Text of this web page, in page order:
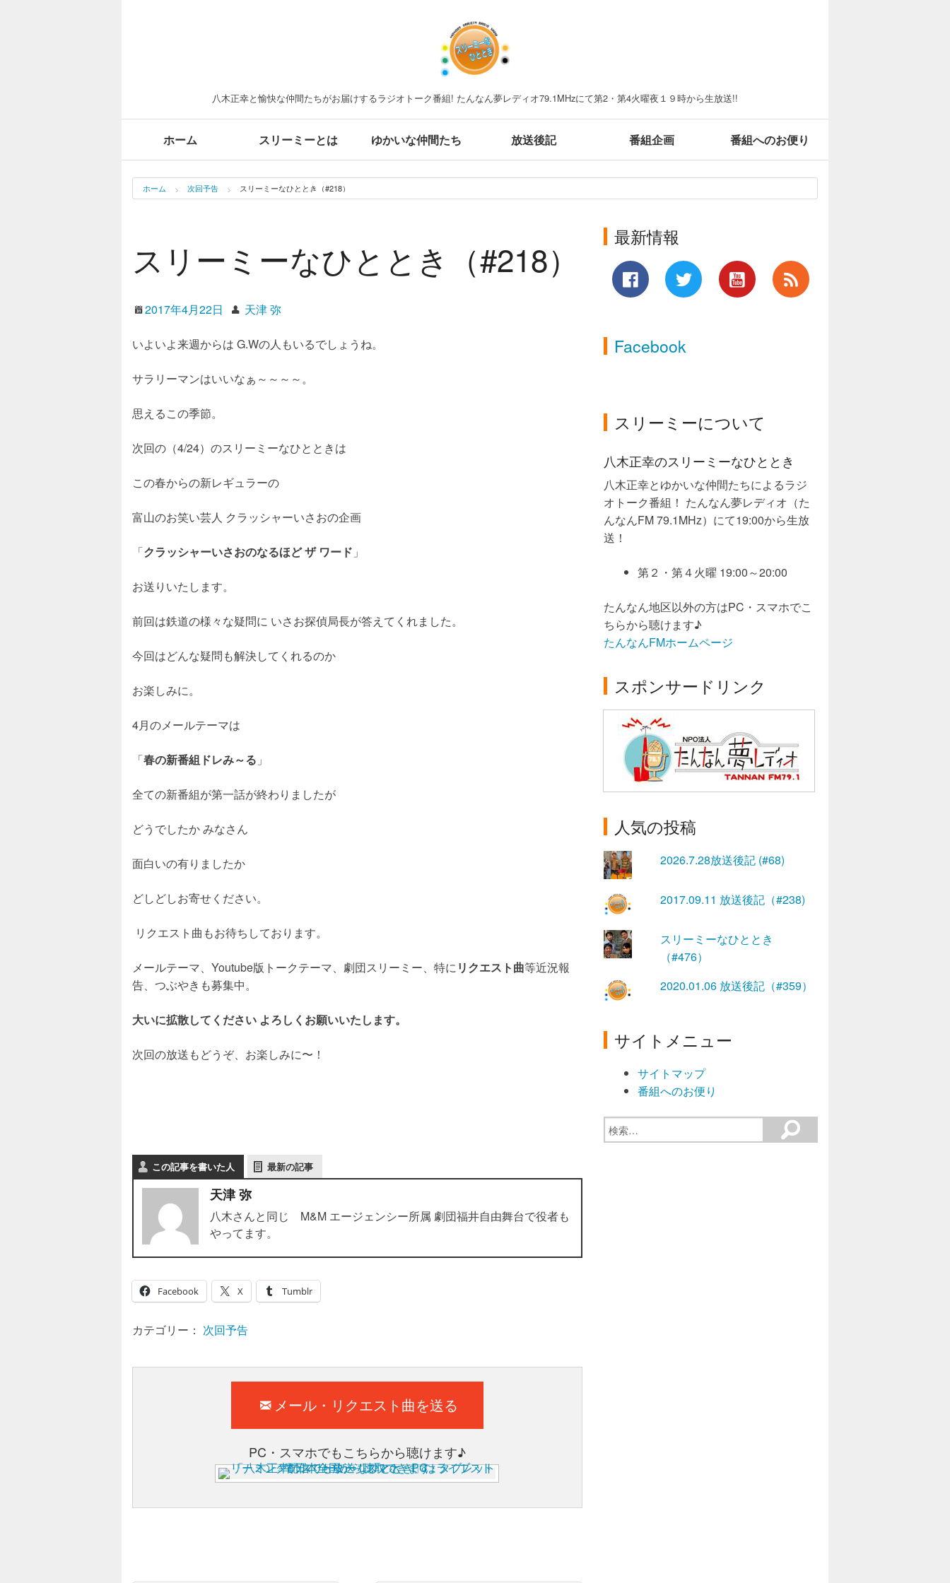
八木正幸と愉快な仲間たちがお届けするラジオトーク番組! たんなん夢レディオ79.1MHzにて第2・第4火曜夜１９時から生放送!!
ホーム スリーミーとは ゆかいな仲間たち 放送後記 番組企画 番組へのお便り
ホーム 次回予告 スリーミーなひととき（#218）
スリーミーなひととき（#218）
2017年4月22日 天津 弥
いよいよ来週からは G.Wの人もいるでしょうね。
サラリーマンはいいなぁ～～～～。
思えるこの季節。
次回の（4/24）のスリーミーなひとときは
この春からの新レギュラーの
富山のお笑い芸人 クラッシャーいさおの企画
「クラッシャーいさおのなるほど ザ ワード 」
お送りいたします。
前回は鉄道の様々な疑問に いさお探偵局長が答えてくれました。
今回はどんな疑問も解決してくれるのか
お楽しみに。
4月のメールテーマは
「春の新番組ドレみ～る 」
全ての新番組が第一話が終わりましたが
どうでしたか みなさん
面白いの有りましたか
どしどしお寄せください。
リクエスト曲もお待ちしております。
メールテーマ、Youtube版トークテーマ、劇団スリーミー、特にリクエスト曲等近況報
告、つぶやきも募集中。
大いに拡散してください よろしくお願いいたします。
次回の放送もどうぞ、お楽しみに〜！
この記事を書いた人 最新の記事
天津 弥
八木さんと同じ M&M エージェンシー所属 劇団福井自由舞台で役者も
やってます。
Facebook X Tumblr
カテゴリー： 次回予告
メール・リクエスト曲を送る
PC・スマホでもこちらから聴けます♪
最新情報
Facebook
スリーミーについて
八木正幸のスリーミーなひととき
八木正幸とゆかいな仲間たちによるラジ
オトーク番組！ たんなん夢レディオ（た
んなんFM 79.1MHz）にて19:00から生放
送！
第２・第４火曜 19:00～20:00
たんなん地区以外の方はPC・スマホでこ
ちらから聴けます♪
たんなんFMホームページ
スポンサードリンク
人気の投稿
2026.7.28放送後記 (#68)
2017.09.11 放送後記（#238)
スリーミーなひととき
（#476）
2020.01.06 放送後記（#359）
サイトメニュー
サイトマップ
番組へのお便り